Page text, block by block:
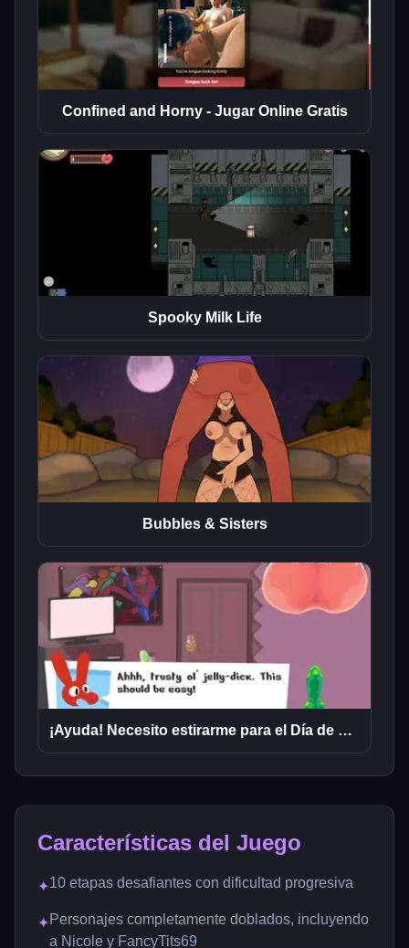
Confined and Horny - Jugar Online Gratis
Spooky Milk Life
Bubbles & Sisters
¡Ayuda! Necesito estirarme para el Día de San Valentín
Características del Juego
✦10 etapas desafiantes con dificultad progresiva
✦Personajes completamente doblados, incluyendo
a Nicole y FancyTits69